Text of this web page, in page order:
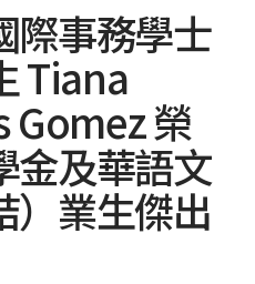
際事務學士
Tiana
Gomez 榮
金及華語文
）業生傑出